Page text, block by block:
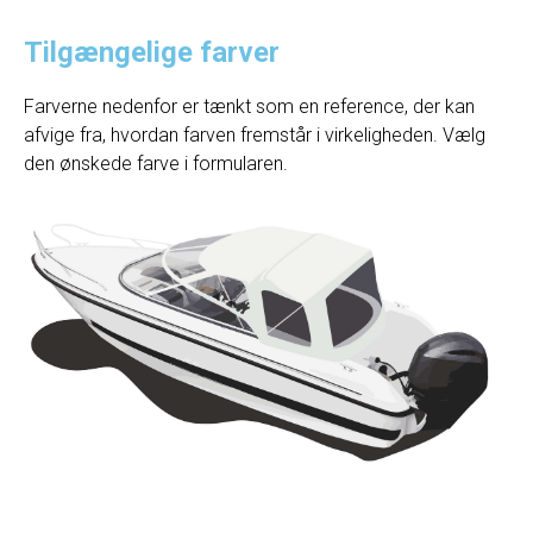
Tilgængelige farver
Farverne nedenfor er tænkt som en reference, der kan
afvige fra, hvordan farven fremstår i virkeligheden. Vælg
den ønskede farve i formularen.